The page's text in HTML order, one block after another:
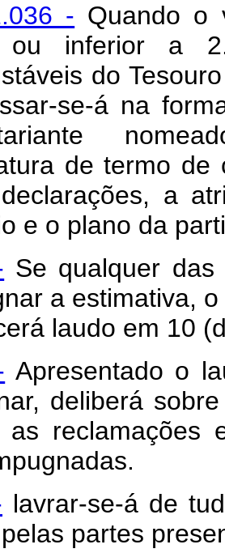
- Quando o
ou inferior a
do
se-á na
de termo de
a
e o plano da
Se qualquer
a estimativa,
laudo em 10
Apresentado o
deliberá
as reclamações
lavrar-se-á de
partes